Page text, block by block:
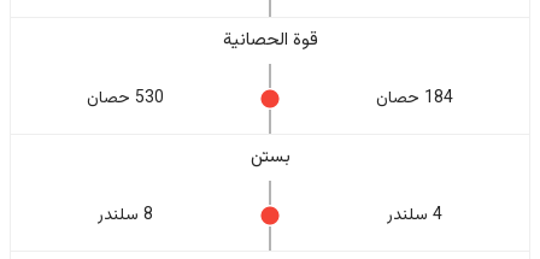
قوة الحصانية
184 حصان 530 حصان
بستن
4 سلندر 8 سلندر